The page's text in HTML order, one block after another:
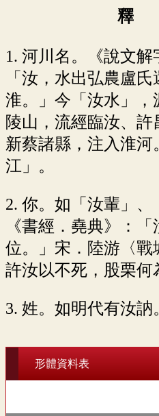
釋
1. 河川名。《說文解
「汝，水出弘農盧
淮。」今「汝水」，
陵山，流經臨汝、許
新蔡諸縣，注入淮河
江」。
2. 你。如「汝輩」、
《書經．堯典》：
位。」宋．陸游〈戰
許汝以不死，股栗何
3. 姓。如明代有汝訥
形體資料表